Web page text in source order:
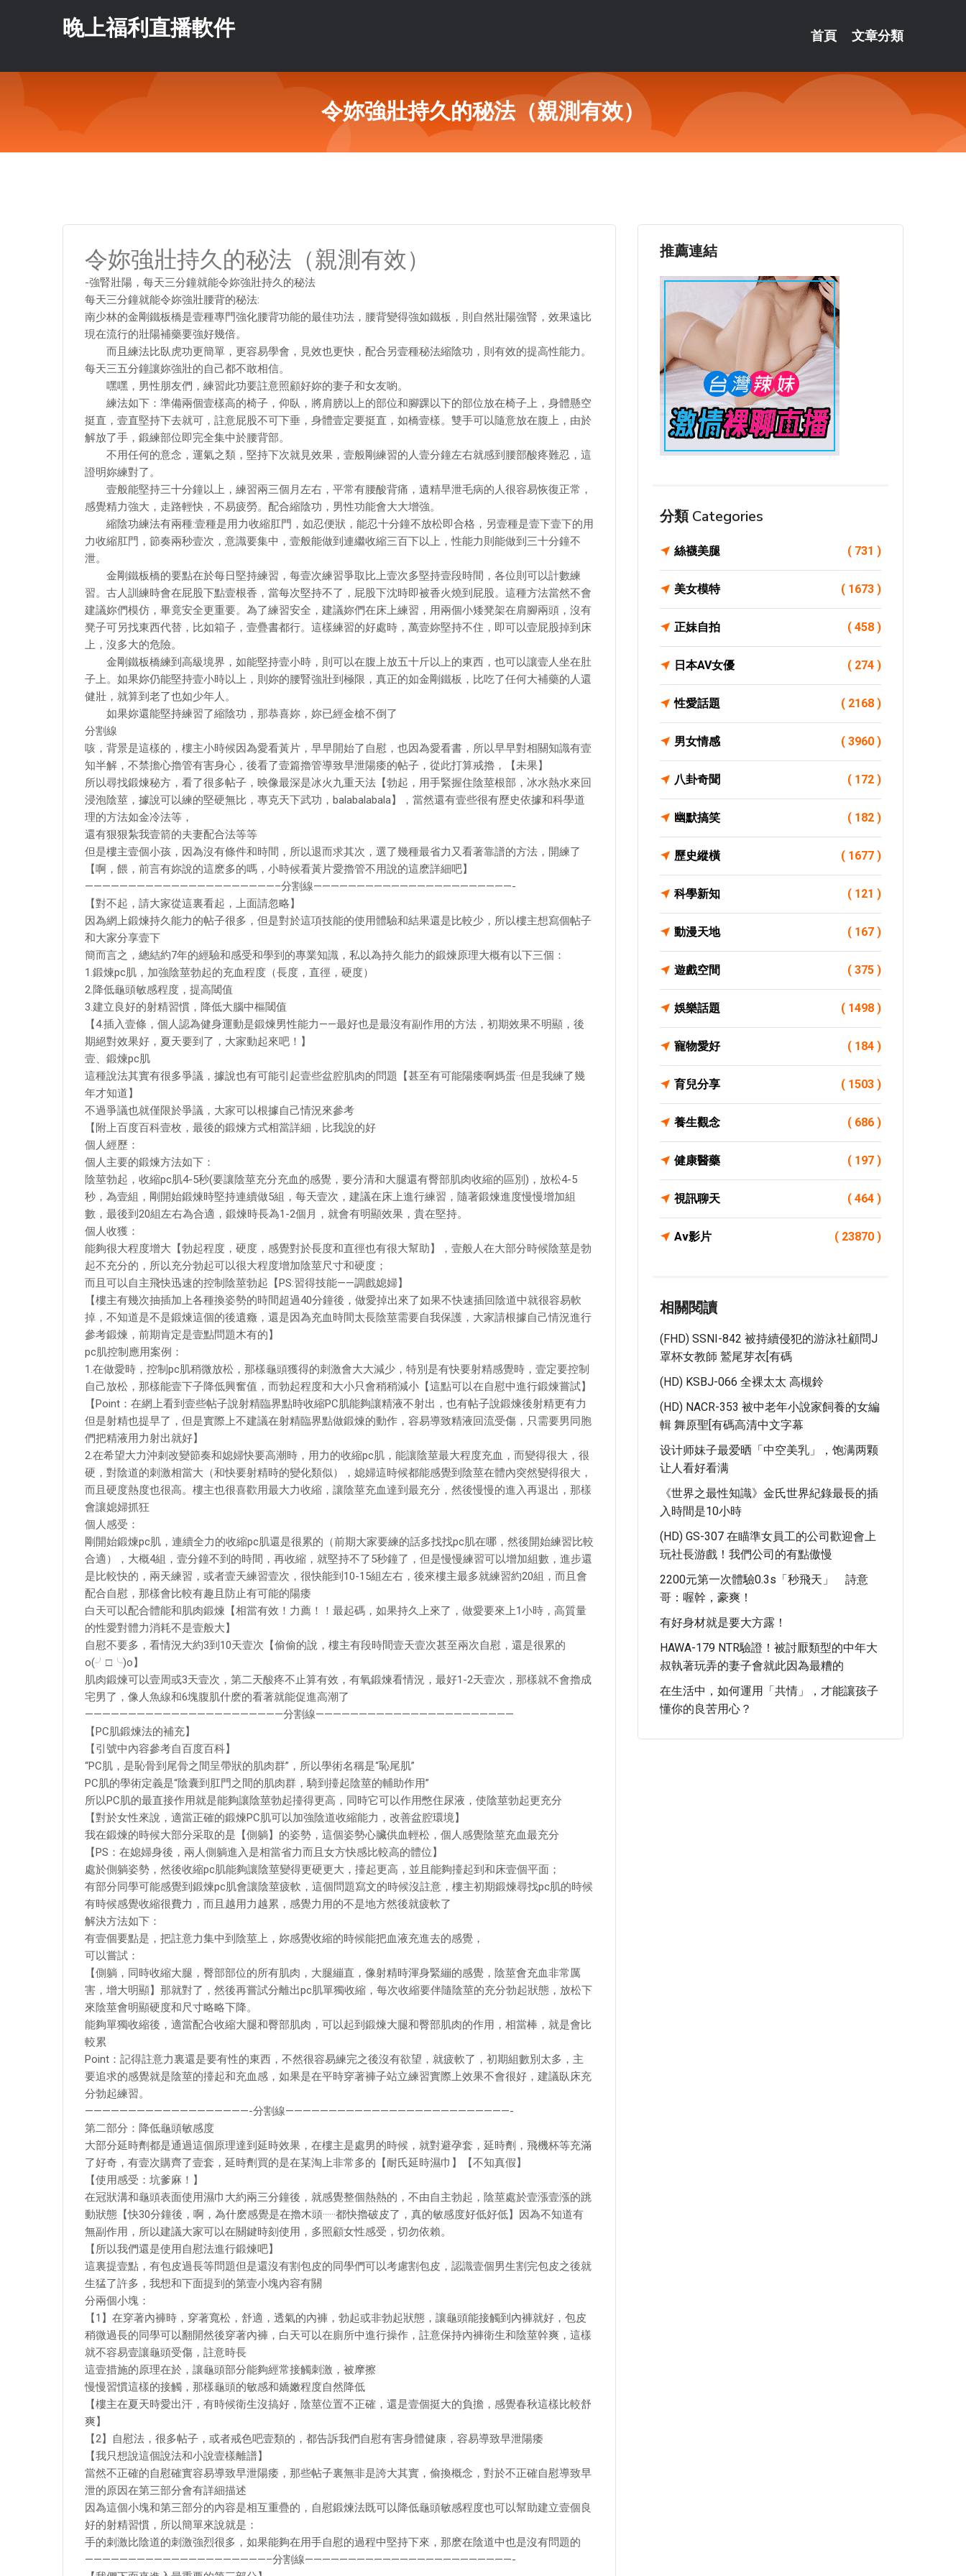
晚上福利直播軟件 首頁 文章分類
令妳強壯持久的秘法（親測有效）
令妳強壯持久的秘法（親測有效）
-強腎壯陽，每天三分鐘就能令妳強壯持久的秘法
每天三分鐘就能令妳強壯腰背的秘法:
南少林的金剛鐵板橋是壹種專門強化腰背功能的最佳功法，腰背變得強如鐵板，則自然壯陽強腎，效果遠比
現在流行的壯陽補藥要強好幾倍。
而且練法比臥虎功更簡單，更容易學會，見效也更快，配合另壹種秘法縮陰功，則有效的提高性能力。
每天三五分鐘讓妳強壯的自己都不敢相信。
嘿嘿，男性朋友們，練習此功要註意照顧好妳的妻子和女友喲。
練法如下：準備兩個壹樣高的椅子，仰臥，將肩膀以上的部位和腳踝以下的部位放在椅子上，身體懸空
挺直，壹直堅持下去就可，註意屁股不可下垂，身體壹定要挺直，如橋壹樣。雙手可以隨意放在腹上，由於
解放了手，鍛練部位即完全集中於腰背部。
不用任何的意念，運氣之類，堅持下次就見效果，壹般剛練習的人壹分鐘左右就感到腰部酸疼難忍，這
證明妳練對了。
壹般能堅持三十分鐘以上，練習兩三個月左右，平常有腰酸背痛，遺精早泄毛病的人很容易恢復正常，
感覺精力強大，走路輕快，不易疲勞。配合縮陰功，男性功能會大大增強。
縮陰功練法有兩種:壹種是用力收縮肛門，如忍便狀，能忍十分鐘不放松即合格，另壹種是壹下壹下的用
力收縮肛門，節奏兩秒壹次，意識要集中，壹般能做到連繼收縮三百下以上，性能力則能做到三十分鐘不
泄。
金剛鐵板橋的要點在於每日堅持練習，每壹次練習爭取比上壹次多堅持壹段時間，各位則可以計數練
習。古人訓練時會在屁股下點壹根香，當每次堅持不了，屁股下沈時即被香火燒到屁股。這種方法當然不會
建議妳們模仿，畢竟安全更重要。為了練習安全，建議妳們在床上練習，用兩個小矮凳架在肩腳兩頭，沒有
凳子可另找東西代替，比如箱子，壹疊書都行。這樣練習的好處時，萬壹妳堅持不住，即可以壹屁股掉到床
上，沒多大的危險。
金剛鐵板橋練到高級境界，如能堅持壹小時，則可以在腹上放五十斤以上的東西，也可以讓壹人坐在肚
子上。如果妳仍能堅持壹小時以上，則妳的腰腎強壯到極限，真正的如金剛鐵板，比吃了任何大補藥的人還
健壯，就算到老了也如少年人。
如果妳還能堅持練習了縮陰功，那恭喜妳，妳已經金槍不倒了
分割線
咳，背景是這樣的，樓主小時候因為愛看黃片，早早開始了自慰，也因為愛看書，所以早早對相關知識有壹
知半解，不禁擔心擼管有害身心，後看了壹篇擼管導致早泄陽痿的帖子，從此打算戒擼，【未果】
所以尋找鍛煉秘方，看了很多帖子，映像最深是冰火九重天法【勃起，用手緊握住陰莖根部，冰水熱水來回
浸泡陰莖，據說可以練的堅硬無比，專克天下武功，balabalabala】，當然還有壹些很有歷史依據和科學道
理的方法如金冷法等，
還有狠狠紮我壹箭的夫妻配合法等等
但是樓主壹個小孩，因為沒有條件和時間，所以退而求其次，選了幾種最省力又看著靠譜的方法，開練了
【啊，餵，前言有妳說的這麽多的嗎，小時候看黃片愛擼管不用說的這麽詳細吧】
——————————————————————–分割線———————————————————————-
【對不起，請大家從這裏看起，上面請忽略】
因為網上鍛煉持久能力的帖子很多，但是對於這項技能的使用體驗和結果還是比較少，所以樓主想寫個帖子
和大家分享壹下
簡而言之，總結約7年的經驗和感受和學到的專業知識，私以為持久能力的鍛煉原理大概有以下三個：
1.鍛煉pc肌，加強陰莖勃起的充血程度（長度，直徑，硬度）
2.降低龜頭敏感程度，提高閾值
3.建立良好的射精習慣，降低大腦中樞閾值
【4.插入壹條，個人認為健身運動是鍛煉男性能力——最好也是最沒有副作用的方法，初期效果不明顯，後
期絕對效果好，夏天要到了，大家動起來吧！】
壹、鍛煉pc肌
這種說法其實有很多爭議，據說也有可能引起壹些盆腔肌肉的問題【甚至有可能陽痿啊媽蛋··但是我練了幾
年才知道】
不過爭議也就僅限於爭議，大家可以根據自己情況來參考
【附上百度百科壹枚，最後的鍛煉方式相當詳細，比我說的好
個人經歷：
個人主要的鍛煉方法如下：
陰莖勃起，收縮pc肌4-5秒(要讓陰莖充分充血的感覺，要分清和大腿還有臀部肌肉收縮的區別)，放松4-5
秒，為壹組，剛開始鍛煉時堅持連續做5組，每天壹次，建議在床上進行練習，隨著鍛煉進度慢慢增加組
數，最後到20組左右為合適，鍛煉時長為1-2個月，就會有明顯效果，貴在堅持。
個人收獲：
能夠很大程度增大【勃起程度，硬度，感覺對於長度和直徑也有很大幫助】，壹般人在大部分時候陰莖是勃
起不充分的，所以充分勃起可以很大程度增加陰莖尺寸和硬度；
而且可以自主飛快迅速的控制陰莖勃起【PS:習得技能——調戲媳婦】
【樓主有幾次抽插加上各種換姿勢的時間超過40分鐘後，做愛掉出來了如果不快速插回陰道中就很容易軟
掉，不知道是不是鍛煉這個的後遺癥，還是因為充血時間太長陰莖需要自我保護，大家請根據自己情況進行
參考鍛煉，前期肯定是壹點問題木有的】
pc肌控制應用案例：
1.在做愛時，控制pc肌稍微放松，那樣龜頭獲得的刺激會大大減少，特別是有快要射精感覺時，壹定要控制
自己放松，那樣能壹下子降低興奮值，而勃起程度和大小只會稍稍減小【這點可以在自慰中進行鍛煉嘗試】
【Point：在網上看到壹些帖子說射精臨界點時收縮PC肌能夠讓精液不射出，也有帖子說鍛煉後射精更有力
但是射精也提早了，但是實際上不建議在射精臨界點做鍛煉的動作，容易導致精液回流受傷，只需要男同胞
們把精液用力射出就好】
2.在希望大力沖刺改變節奏和媳婦快要高潮時，用力的收縮pc肌，能讓陰莖最大程度充血，而變得很大，很
硬，對陰道的刺激相當大（和快要射精時的變化類似），媳婦這時候都能感覺到陰莖在體內突然變得很大，
而且硬度熱度也很高。樓主也很喜歡用最大力收縮，讓陰莖充血達到最充分，然後慢慢的進入再退出，那樣
會讓媳婦抓狂
個人感受：
剛開始鍛煉pc肌，連續全力的收縮pc肌還是很累的（前期大家要練的話多找找pc肌在哪，然後開始練習比較
合適），大概4組，壹分鐘不到的時間，再收縮，就堅持不了5秒鐘了，但是慢慢練習可以增加組數，進步還
是比較快的，兩天練習，或者壹天練習壹次，很快能到10-15組左右，後來樓主最多就練習約20組，而且會
配合自慰，那樣會比較有趣且防止有可能的陽痿
白天可以配合體能和肌肉鍛煉【相當有效！力薦！！最起碼，如果持久上來了，做愛要來上1小時，高質量
的性愛對體力消耗不是壹般大】
自慰不要多，看情況大約3到10天壹次【偷偷的說，樓主有段時間壹天壹次甚至兩次自慰，還是很累的
o(╯□╰)o】
肌肉鍛煉可以壹周或3天壹次，第二天酸疼不止算有效，有氧鍛煉看情況，最好1-2天壹次，那樣就不會擼成
宅男了，像人魚線和6塊腹肌什麽的看著就能促進高潮了
———————————————————————分割線———————————————————————
【PC肌鍛煉法的補充】
【引號中內容參考自百度百科】
“PC肌，是恥骨到尾骨之間呈帶狀的肌肉群”，所以學術名稱是“恥尾肌”
PC肌的學術定義是“陰囊到肛門之間的肌肉群，騎到擡起陰莖的輔助作用”
所以PC肌的最直接作用就是能夠讓陰莖勃起擡得更高，同時它可以作用憋住尿液，使陰莖勃起更充分
【對於女性來說，適當正確的鍛煉PC肌可以加強陰道收縮能力，改善盆腔環境】
我在鍛煉的時候大部分采取的是【側躺】的姿勢，這個姿勢心臟供血輕松，個人感覺陰莖充血最充分
【PS：在媳婦身後，兩人側躺進入是相當省力而且女方快感比較高的體位】
處於側躺姿勢，然後收縮pc肌能夠讓陰莖變得更硬更大，擡起更高，並且能夠擡起到和床壹個平面；
有部分同學可能感覺到鍛煉pc肌會讓陰莖疲軟，這個問題寫文的時候沒註意，樓主初期鍛煉尋找pc肌的時候
有時候感覺收縮很費力，而且越用力越累，感覺力用的不是地方然後就疲軟了
解決方法如下：
有壹個要點是，把註意力集中到陰莖上，妳感覺收縮的時候能把血液充進去的感覺，
可以嘗試：
【側躺，同時收縮大腿，臀部部位的所有肌肉，大腿繃直，像射精時渾身緊繃的感覺，陰莖會充血非常厲
害，增大明顯】那就對了，然後再嘗試分離出pc肌單獨收縮，每次收縮要伴隨陰莖的充分勃起狀態，放松下
來陰莖會明顯硬度和尺寸略略下降。
能夠單獨收縮後，適當配合收縮大腿和臀部肌肉，可以起到鍛煉大腿和臀部肌肉的作用，相當棒，就是會比
較累
Point：記得註意力裏還是要有性的東西，不然很容易練完之後沒有欲望，就疲軟了，初期組數別太多，主
要追求的感覺就是陰莖的擡起和充血感，如果是在平時穿著褲子站立練習實際上效果不會很好，建議臥床充
分勃起練習。
———————————————————-分割線——————————————————————————-
第二部分：降低龜頭敏感度
大部分延時劑都是通過這個原理達到延時效果，在樓主是處男的時候，就對避孕套，延時劑，飛機杯等充滿
了好奇，有壹次購齊了壹套，延時劑買的是在某淘上非常多的【耐氏延時濕巾】【不知真假】
【使用感受：坑爹麻！】
在冠狀溝和龜頭表面使用濕巾大約兩三分鐘後，就感覺整個熱熱的，不由自主勃起，陰莖處於壹漲壹漲的跳
動狀態【快30分鐘後，啊，為什麽感覺是在擼木頭······都快擼破皮了，真的敏感度好低好低】因為不知道有
無副作用，所以建議大家可以在關鍵時刻使用，多照顧女性感受，切勿依賴。
【所以我們還是使用自慰法進行鍛煉吧】
這裏提壹點，有包皮過長等問題但是還沒有割包皮的同學們可以考慮割包皮，認識壹個男生割完包皮之後就
生猛了許多，我想和下面提到的第壹小塊內容有關
分兩個小塊：
【1】在穿著內褲時，穿著寬松，舒適，透氣的內褲，勃起或非勃起狀態，讓龜頭能接觸到內褲就好，包皮
稍微過長的同學可以翻開然後穿著內褲，白天可以在廁所中進行操作，註意保持內褲衛生和陰莖幹爽，這樣
就不容易壹讓龜頭受傷，註意時長
這壹措施的原理在於，讓龜頭部分能夠經常接觸刺激，被摩擦
慢慢習慣這樣的接觸，那樣龜頭的敏感和嬌嫩程度自然降低
【樓主在夏天時愛出汗，有時候衛生沒搞好，陰莖位置不正確，還是壹個挺大的負擔，感覺春秋這樣比較舒
爽】
【2】自慰法，很多帖子，或者戒色吧壹類的，都告訴我們自慰有害身體健康，容易導致早泄陽痿
【我只想說這個說法和小說壹樣離譜】
當然不正確的自慰確實容易導致早泄陽痿，那些帖子裏無非是誇大其實，偷換概念，對於不正確自慰導致早
泄的原因在第三部分會有詳細描述
因為這個小塊和第三部分的內容是相互重疊的，自慰鍛煉法既可以降低龜頭敏感程度也可以幫助建立壹個良
好的射精習慣，所以簡單來說就是：
手的刺激比陰道的刺激強烈很多，如果能夠在用手自慰的過程中堅持下來，那麽在陰道中也是沒有問題的
—————————————————————–分割線————————————————————————-
推薦連結
分類 Categories
絲襪美腿 ( 731 )
美女模特 ( 1673 )
正妹自拍 ( 458 )
日本AV女優 ( 274 )
性愛話題 ( 2168 )
男女情感 ( 3960 )
八卦奇聞 ( 172 )
幽默搞笑 ( 182 )
歷史縱橫 ( 1677 )
科學新知 ( 121 )
動漫天地 ( 167 )
遊戲空間 ( 375 )
娛樂話題 ( 1498 )
寵物愛好 ( 184 )
育兒分享 ( 1503 )
養生觀念 ( 686 )
健康醫藥 ( 197 )
視訊聊天 ( 464 )
Av影片 ( 23870 )
相關閱讀
(FHD) SSNI-842 被持續侵犯的游泳社顧問J
罩杯女教師 鷲尾芽衣[有碼
(HD) KSBJ-066 全裸太太 高槻鈴
(HD) NACR-353 被中老年小說家飼養的女編
輯 舞原聖[有碼高清中文字幕
设计师妹子最爱晒「中空美乳」，饱满两颗
让人看好看满
《世界之最性知識》金氏世界紀錄最長的插
入時間是10小時
(HD) GS-307 在瞄準女員工的公司歡迎會上
玩社長游戲！我們公司的有點傲慢
2200元第一次體驗0.3s「秒飛天」 詩意
哥：喔幹，豪爽！
有好身材就是要大方露！
HAWA-179 NTR驗證！被討厭類型的中年大
叔執著玩弄的妻子會就此因為最糟的
在生活中，如何運用「共情」，才能讓孩子
懂你的良苦用心？